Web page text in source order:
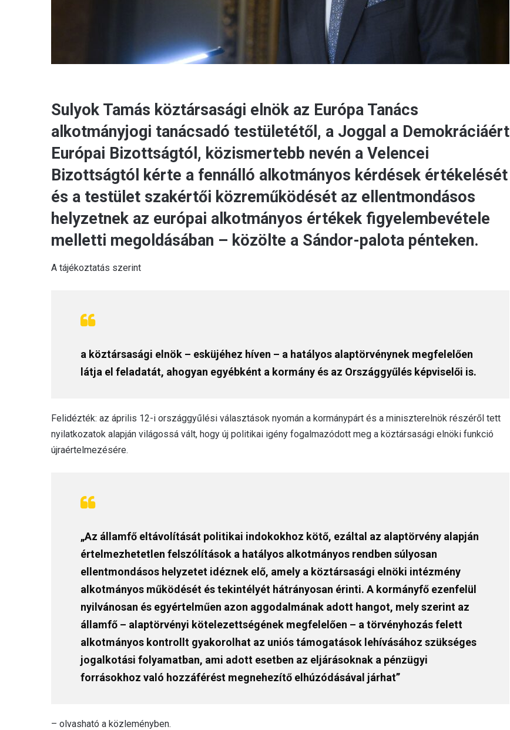
Sulyok Tamás köztársasági elnök az Európa Tanács
alkotmányjogi tanácsadó testületétől, a Joggal a Demokráciáért
Európai Bizottságtól, közismertebb nevén a Velencei
Bizottságtól kérte a fennálló alkotmányos kérdések értékelését
és a testület szakértői közreműködését az ellentmondásos
helyzetnek az európai alkotmányos értékek figyelembevétele
melletti megoldásában – közölte a Sándor-palota pénteken.
A tájékoztatás szerint
a köztársasági elnök – esküjéhez híven – a hatályos alaptörvénynek megfelelően
látja el feladatát, ahogyan egyébként a kormány és az Országgyűlés képviselői is.
Felidézték: az április 12-i országgyűlési választások nyomán a kormánypárt és a miniszterelnök részéről tett
nyilatkozatok alapján világossá vált, hogy új politikai igény fogalmazódott meg a köztársasági elnöki funkció
újraértelmezésére.
„Az államfő eltávolítását politikai indokokhoz kötő, ezáltal az alaptörvény alapján
értelmezhetetlen felszólítások a hatályos alkotmányos rendben súlyosan
ellentmondásos helyzetet idéznek elő, amely a köztársasági elnöki intézmény
alkotmányos működését és tekintélyét hátrányosan érinti. A kormányfő ezenfelül
nyilvánosan és egyértelműen azon aggodalmának adott hangot, mely szerint az
államfő – alaptörvényi kötelezettségének megfelelően – a törvényhozás felett
alkotmányos kontrollt gyakorolhat az uniós támogatások lehívásához szükséges
jogalkotási folyamatban, ami adott esetben az eljárásoknak a pénzügyi
forrásokhoz való hozzáférést megnehezítő elhúzódásával járhat”
– olvasható a közleményben.